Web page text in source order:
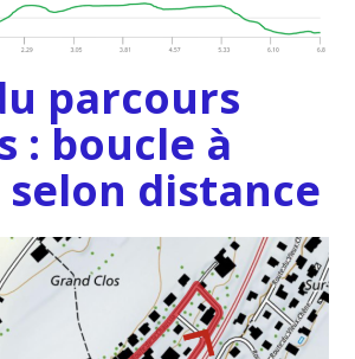
parcours
: boucle à
distance